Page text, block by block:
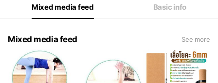
Mixed media feed Basic info
Mixed media feed See more